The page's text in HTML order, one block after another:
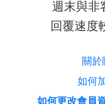
週末與非
回覆速度
關於
如何
如何更改會員